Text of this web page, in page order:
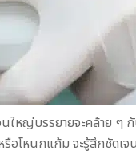
นใหญ่บรรยายจะคล้าย
โหนกแก้ม จะรู้สึกชัดเจ